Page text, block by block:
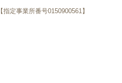
【指定事業所番号0150900561】